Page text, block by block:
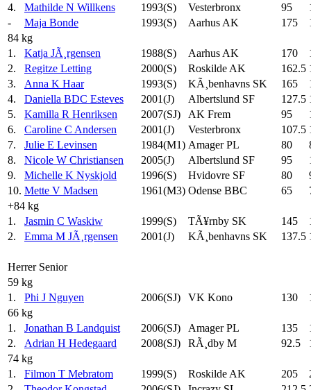
4.
Mathilde N Willkens 1993(S) Vesterbronx 95
-
Maja Bonde 1993(S) Aarhus AK 175
84 kg
1.
Katja JÃ¸rgensen 1988(S) Aarhus AK 170
2.
Regitze Letting 2000(S) Roskilde AK 162.5
3.
Anna K Haar 1993(S) KÃ¸benhavns SK 165
4.
Daniella BDC Esteves 2001(J) Albertslund SF 127.5
5.
Kamilla R Henriksen 2007(SJ) AK Frem 95
6.
Caroline C Andersen 2001(J) Vesterbronx 107.5
7.
Julie E Levinsen 1984(M1) Amager PL 80
8.
Nicole W Christiansen 2005(J) Albertslund SF 95
9.
Michelle K Nyskjold 1996(S) Hvidovre SF 80
10. Mette V Madsen 1961(M3) Odense BBC 65
+84 kg
1.
Jasmin C Waskiw 1999(S) TÃ¥rnby SK 145
2.
Emma M JÃ¸rgensen 2001(J) KÃ¸benhavns SK 137.5
Herrer Senior
59 kg
1.
Phi J Nguyen 2006(SJ) VK Kono 130
66 kg
1.
Jonathan B Landquist 2006(SJ) Amager PL 135
2.
Adrian H Hedegaard 2008(SJ) RÃ¸dby M 92.5
74 kg
1.
Filmon T Mebratom 1999(S) Roskilde AK 205